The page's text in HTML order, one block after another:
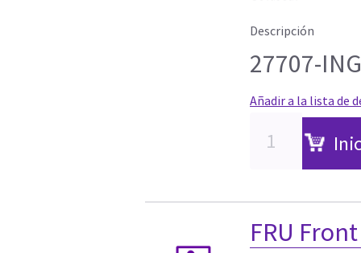
Descripción
27707-
Añadir a la lista de
FRU